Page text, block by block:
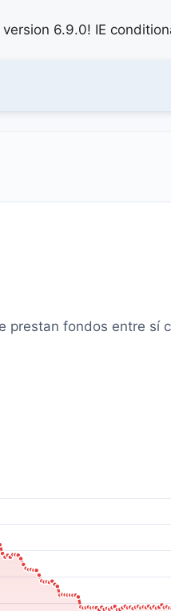
version 6.9.0! IE
prestan fondos entre sí